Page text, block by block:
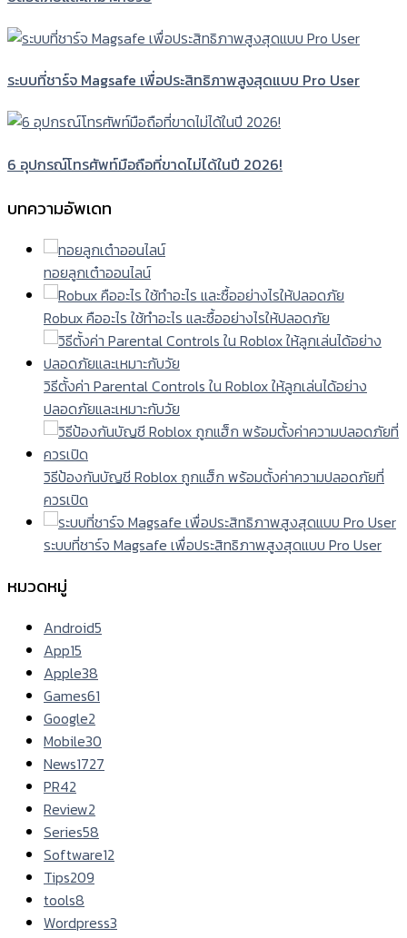
ระบบที่ชาร์จ Magsafe เพื่อประสิทธิภาพสูงสุดแบบ Pro User
6 อุปกรณ์โทรศัพท์มือถือที่ขาดไม่ได้ในปี 2026!
บทความอัพเดท
ทอยลูกเต๋าออนไลน์
Robux คืออะไร ใช้ทำอะไร และซื้ออย่างไรให้ปลอดภัย
วิธีตั้งค่า Parental Controls ใน Roblox ให้ลูกเล่นได้อย่าง
ปลอดภัยและเหมาะกับวัย
วิธีป้องกันบัญชี Roblox ถูกแฮ็ก พร้อมตั้งค่าความปลอดภัยที่
ควรเปิด
ระบบที่ชาร์จ Magsafe เพื่อประสิทธิภาพสูงสุดแบบ Pro User
หมวดหมู่
Android5
App15
Apple38
Games61
Google2
Mobile30
News1727
PR42
Review2
Series58
Software12
Tips209
tools8
Wordpress3